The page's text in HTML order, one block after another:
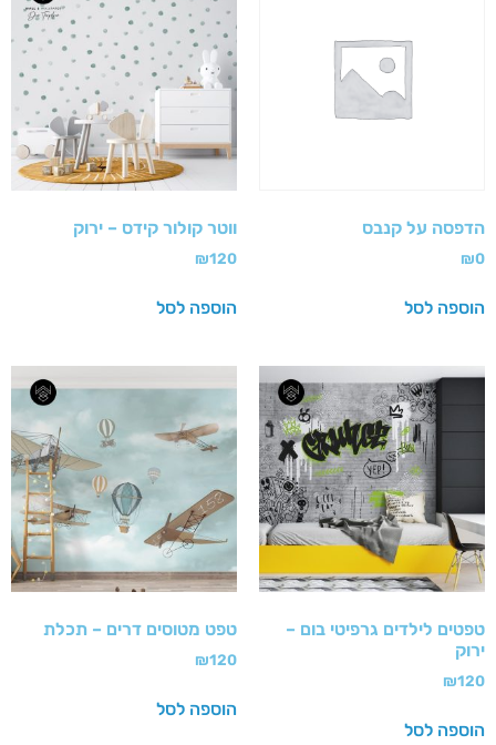
הדפסה על קנבס
₪0
הוספה לסל
ווטר קולור קידס – ירוק
₪120
הוספה לסל
טפטים לילדים גרפיטי בום –
ירוק
₪120
הוספה לסל
טפט מטוסים דרים – תכלת
₪120
הוספה לסל